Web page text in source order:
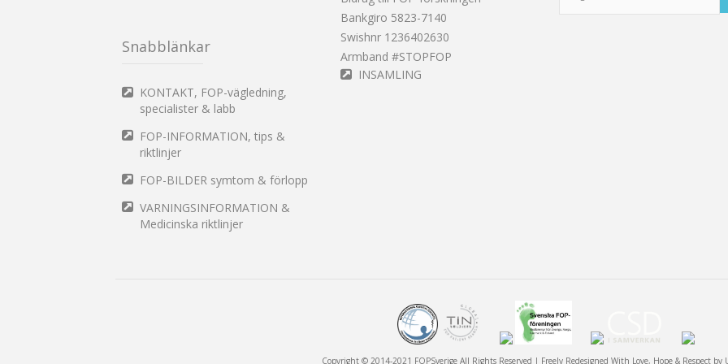
Snabblänkar
KONTAKT, FOP-vägledning,
specialister & labb
FOP-INFORMATION, tips &
riktlinjer
FOP-BILDER symtom & förlopp
VARNINGSINFORMATION &
Medicinska riktlinjer
Bankgiro 5823-7140
Swishnr 1236402630
Armband #STOPFOP
INSAMLING
Copyright © 2014-2021 FOPSverige All Rights Reserved | Freely Redesigned With Love, Hope & Respect by